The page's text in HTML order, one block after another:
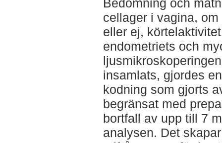
Bedömning och
cellager i vagina,
eller ej,
endometriets och
insamlats, gjordes
kodning som gjorts
begränsat med
bortfall av upp till 7
analysen. Det